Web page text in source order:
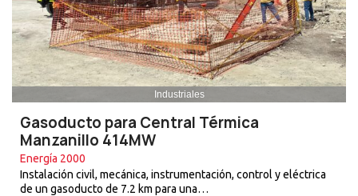
Industriales
Gasoducto para Central Térmica
Manzanillo 414MW
Energía 2000
Instalación civil, mecánica, instrumentación, control y eléctrica
de un gasoducto de 7.2 km para una…